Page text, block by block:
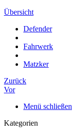
Übersicht
Defender
Fahrwerk
Matzker
Zurück
Vor
Menü schließen
Kategorien